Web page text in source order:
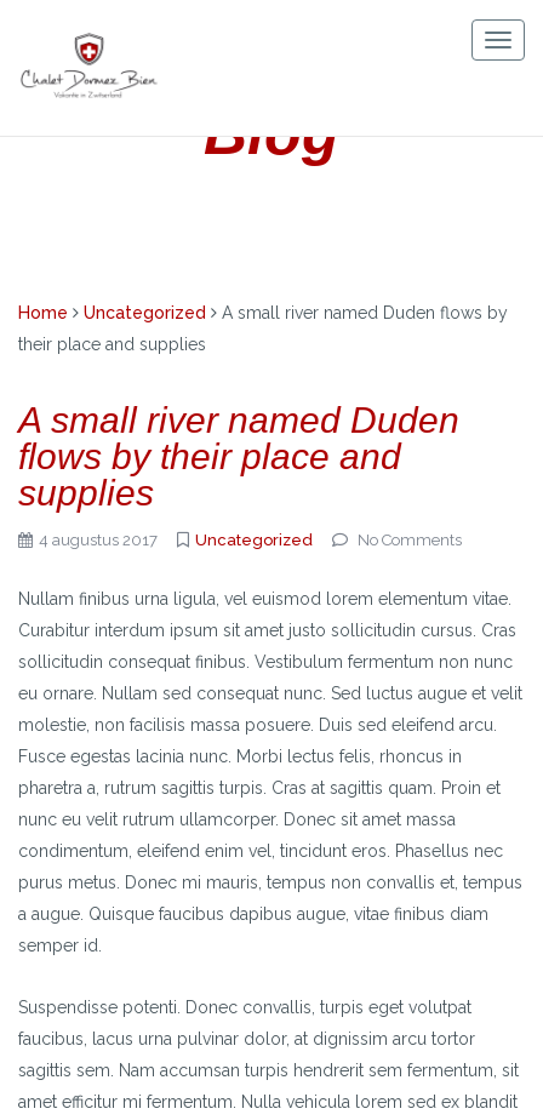
content
Blog
Home Uncategorized
A small river named Duden flows by
their place and supplies
A small river named Duden
flows by their place and
supplies
4 augustus 2017 Uncategorized No Comments
Nullam finibus urna ligula, vel euismod lorem elementum vitae.
Curabitur interdum ipsum sit amet justo sollicitudin cursus. Cras
sollicitudin consequat finibus. Vestibulum fermentum non nunc
eu ornare. Nullam sed consequat nunc. Sed luctus augue et velit
molestie, non facilisis massa posuere. Duis sed eleifend arcu.
Fusce egestas lacinia nunc. Morbi lectus felis, rhoncus in
pharetra a, rutrum sagittis turpis. Cras at sagittis quam. Proin et
nunc eu velit rutrum ullamcorper. Donec sit amet massa
condimentum, eleifend enim vel, tincidunt eros. Phasellus nec
purus metus. Donec mi mauris, tempus non convallis et, tempus
a augue. Quisque faucibus dapibus augue, vitae finibus diam
semper id.
Suspendisse potenti. Donec convallis, turpis eget volutpat
faucibus, lacus urna pulvinar dolor, at dignissim arcu tortor
sagittis sem. Nam accumsan turpis hendrerit sem fermentum, sit
amet efficitur mi fermentum. Nulla vehicula lorem sed ex blandit